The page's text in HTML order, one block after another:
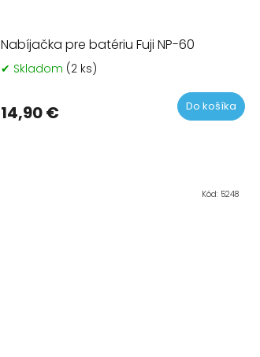
Nabíjačka pre batériu Fuji NP-60
✔ Skladom (2 ks)
14,90 € Do košíka
Kód: 5248